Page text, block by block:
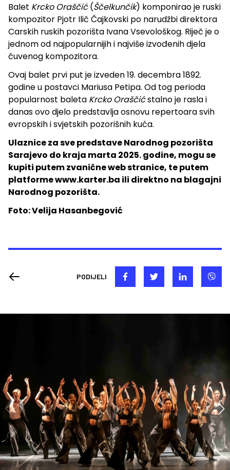
Balet Krcko Oraščić(Ščelkunčik) komponirao je ruski
kompozitor Pjotr Ilič Čajkovski po narudžbi direktora
Carskih ruskih pozorišta Ivana Vsevološkog. Riječ je o
jednom od najpopularnijih i najviše izvođenih djela
čuvenog kompozitora.
Ovaj balet prvi put je izveden 19. decembra 1892.
godine u postavci Mariusa Petipa. Od tog perioda
popularnost baleta Krcko Oraščićstalno je rasla i
danas ovo djelo predstavlja osnovu repertoara svih
evropskih i svjetskih pozorišnih kuća.
Ulaznice za sve predstave Narodnog pozorišta
Sarajevo do kraja marta 2025. godine, mogu se
kupiti putem zvanične web stranice, te putem
platforme www.karter.ba ili direktno na blagajni
Narodnog pozorišta.
Foto: Velija Hasanbegović
PODIJELI